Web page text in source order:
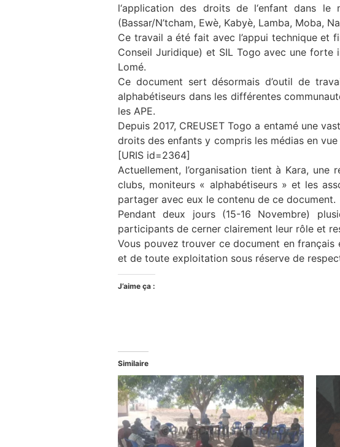
l‘application des droits de l‘enfant dans
(Bassar/N’tcham, Ewè, Kabyè, Lamba, Moba,
Ce travail a été fait avec l’appui technique et
Conseil Juridique) et SIL Togo avec une forte
Lomé.
Ce document sert désormais d’outil de
alphabétiseurs dans les différentes
les APE.
Depuis 2017, CREUSET Togo a entamé une
droits des enfants y compris les médias en
[URIS id=2364]
Actuellement, l’organisation tient à Kara, une
clubs, moniteurs « alphabétiseurs » et les
partager avec eux le contenu de ce document.
Pendant deux jours (15-16 Novembre)
participants de cerner clairement leur rôle et
Vous pouvez trouver ce document en
et de toute exploitation sous réserve de
J’aime ça :
Similaire